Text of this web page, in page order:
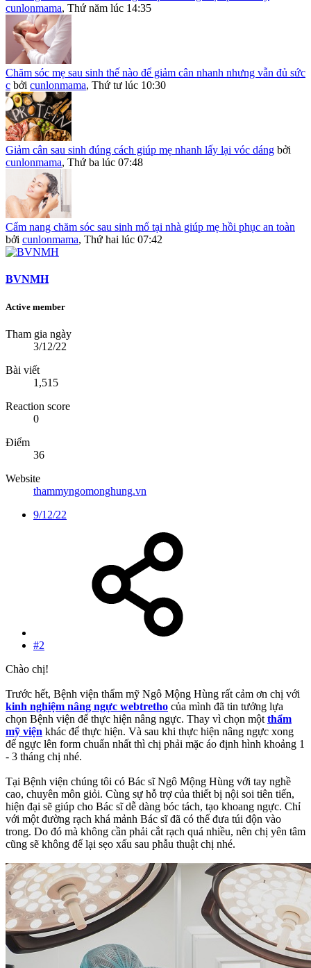
cunlonmama, Thứ năm lúc 14:35
Chăm sóc mẹ sau sinh thế nào để giảm cân nhanh nhưng vẫn đủ sức
c bởi cunlonmama, Thứ tư lúc 10:30
Giảm cân sau sinh đúng cách giúp mẹ nhanh lấy lại vóc dáng bởi
cunlonmama, Thứ ba lúc 07:48
Cẩm nang chăm sóc sau sinh mổ tại nhà giúp mẹ hồi phục an toàn
bởi cunlonmama, Thứ hai lúc 07:42
BVNMH
Active member
Tham gia ngày
3/12/22
Bài viết
1,515
Reaction score
0
Điểm
36
Website
thammyngomonghung.vn
9/12/22
#2
Chào chị!
Trước hết, Bệnh viện thẩm mỹ Ngô Mộng Hùng rất cảm ơn chị với
kinh nghiệm nâng ngực webtretho của mình đã tin tưởng lựa
chọn Bệnh viện để thực hiện nâng ngực. Thay vì chọn một thẩm
mỹ viện khác để thực hiện. Và sau khi thực hiện nâng ngực xong
để ngực lên form chuẩn nhất thì chị phải mặc áo định hình khoảng 1
- 3 tháng chị nhé.
Tại Bệnh viện chúng tôi có Bác sĩ Ngô Mộng Hùng với tay nghề
cao, chuyên môn giỏi. Cùng sự hỗ trợ của thiết bị nội soi tiên tiến,
hiện đại sẽ giúp cho Bác sĩ dễ dàng bóc tách, tạo khoang ngực. Chỉ
với một đường rạch khá mảnh Bác sĩ đã có thể đưa túi độn vào
trong. Do đó mà không cần phải cắt rạch quá nhiều, nên chị yên tâm
cũng sẽ không để lại sẹo xấu sau phẫu thuật chị nhé.